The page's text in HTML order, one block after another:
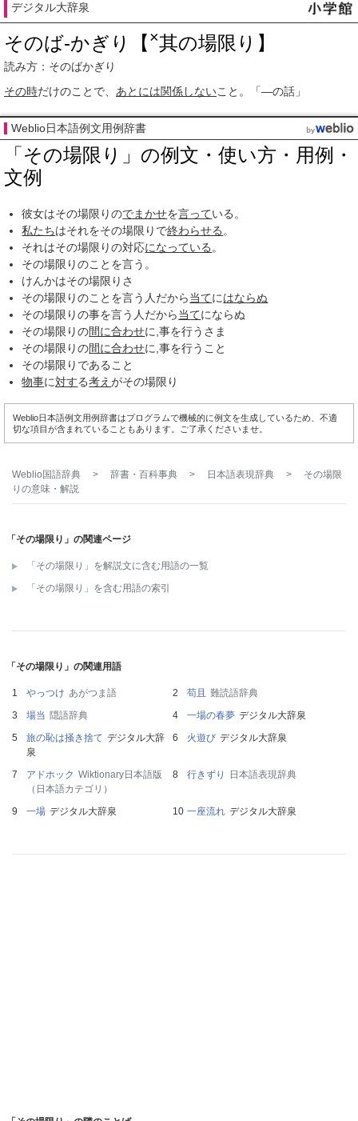
デジタル大辞泉
そのば‐かぎり【 ×其の場限り】
読み方：そのばかぎり
その時だけのことで、 あとには関係しないこと。「―の話」
Weblio日本語例文用例辞書
「その場限り」の例文・使い方・用例・
文例
彼女はその場限りのでまかせを言っている。
私たちはそれをその場限りで終わらせる 。
それはその場限りの対応になっている 。
その場限りのことを言う。
けんかはその場限りさ
その場限りのことを言う人だから当てにはならぬ
その場限りの事を言う人だから当てにならぬ
その場限りの間に合わせに,事を行うさま
その場限りの間に合わせに,事を行うこと
その場限りであること
物事に対する考えがその場限り
Weblio日本語例文用例辞書はプログラムで機械的に例文を生成しているため、不適
切な項目が含まれていることもあります。ご了承くださいませ。
Weblio国語辞典 > 辞書・百科事典 > 日本語表現辞典 >
その場限
り の意味・解説
「その場限り」の関連ページ
「その場限り」を解説文に含む用語の一覧
「その場限り」を含む用語の索引
「その場限り」の関連用語
やっつけ あがつま語 苟且
難読語辞典
場当 隠語辞典 一場の春夢 デジタル大辞泉
旅の恥は掻き捨て デジタル大辞
泉
火遊び デジタル大辞泉
アドホック Wiktionary日本語版
（日本語カテゴリ）
行きずり 日本語表現辞典
一場 デジタル大辞泉 一座流れ デジタル大辞泉